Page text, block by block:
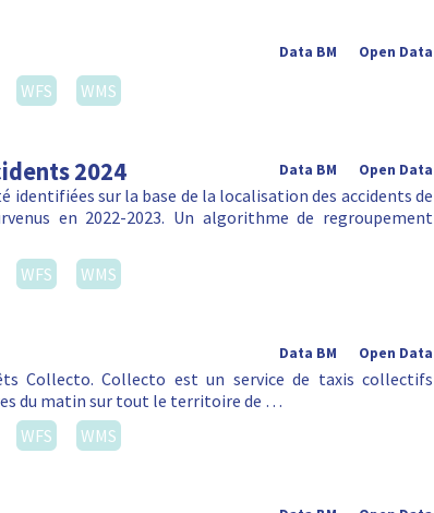
Open Data
Data BM
WFS WMS
2024 Open Data
Data BM
identifiées sur la base de la localisation des accidents de
en 2022-2023. Un algorithme de regroupement
WFS WMS
Open Data
Data BM
Collecto. Collecto est un service de taxis collectifs
du matin sur tout le territoire de …
WFS WMS